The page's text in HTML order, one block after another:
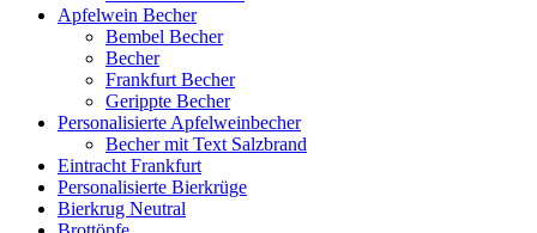
Apfelwein Becher
Bembel Becher
Becher
Frankfurt Becher
Gerippte Becher
Personalisierte Apfelweinbecher
Becher mit Text Salzbrand
Eintracht Frankfurt
Personalisierte Bierkrüge
Bierkrug Neutral